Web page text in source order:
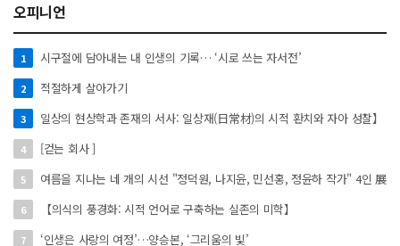
오피니언
1 시구절에 담아내는 내 인생의 기록… ‘시로 쓰는 자서전’
2 적절하게 살아가기
3 일상의 현상학과 존재의 서사: 일상재(日常材)의 시적 환치와 자아 성찰】
4 [걷는 회사 ]
5 여름을 지나는 네 개의 시선 "정덕원, 나지윤, 민선홍, 정윤하 작가" 4인 展
6 【의식의 풍경화: 시적 언어로 구축하는 실존의 미학】
7 ‘인생은 사랑의 여정’…양승본, ‘그리움의 빛’